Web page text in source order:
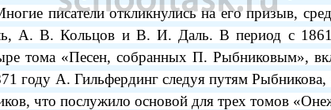
писатели откликнулись на его призыв,
А. В. Кольцов и В. И. Даль. В период с
тома «Песен, собранных П. Рыбниковым»,
году А. Гильфердинг следуя путям Рыбникова,
что послужило основой для трех томов